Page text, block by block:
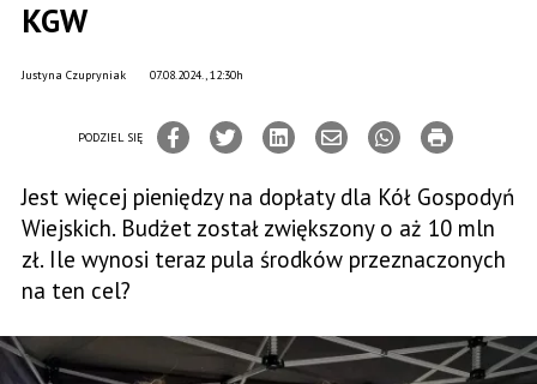
KGW
07.08.2024., 12:30h
Justyna Czupryniak
PODZIEL SIĘ
Jest więcej pieniędzy na dopłaty dla Kół Gospodyń
Wiejskich. Budżet został zwiększony o aż 10 mln
zł. Ile wynosi teraz pula środków przeznaczonych
na ten cel?